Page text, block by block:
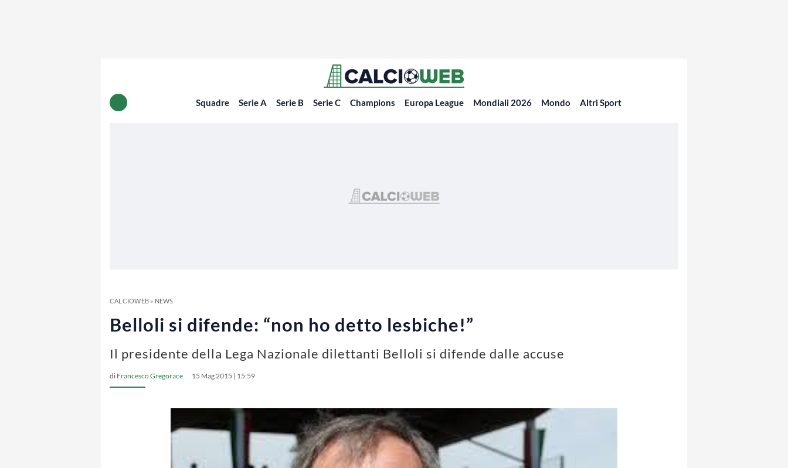
Squadre Serie A Serie B Serie C Champions Europa League Mondiali 2026 Mondo Altri Sport
CALCIOWEB» NEWS
Belloli si difende: “non ho detto lesbiche!”
Il presidente della Lega Nazionale dilettanti Belloli si difende dalle accuse
di Francesco Gregorace 15 Mag 2015 | 15:59